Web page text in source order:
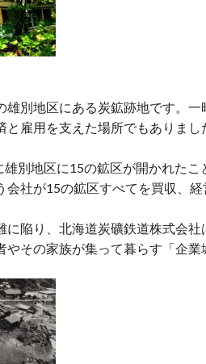
別地区にある炭鉱跡地です。
雇用を支えた場所でもありまし
別地区に15の鉱区が開かれたこ
社が15の鉱区すべてを買収、経
に陥り、北海道炭礦鉄道株式会
その家族が集って暮らす「企業